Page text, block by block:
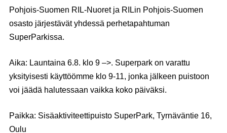
Pohjois-Suomen RIL-Nuoret ja RILin Pohjois-Suomen
osasto järjestävät yhdessä perhetapahtuman
SuperParkissa.
Aika: Launtaina 6.8. klo 9 –>. Superpark on varattu
yksityisesti käyttöömme klo 9-11, jonka jälkeen puistoon
voi jäädä halutessaan vaikka koko päiväksi.
Paikka: Sisäaktiviteettipuisto SuperPark, Tyrnäväntie 16,
Oulu